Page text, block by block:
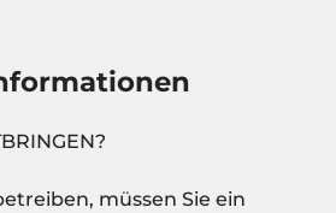
müssen Sie ein